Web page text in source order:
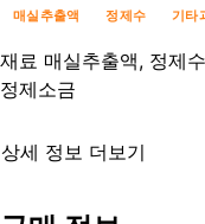
매실추출액 정제수 기타
재료 매실추출액, 정제
정제소금
상세 정보 더보기